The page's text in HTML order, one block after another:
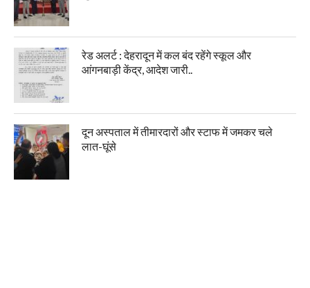
रेड अलर्ट : देहरादून में कल बंद रहेंगे स्कूल और
आंगनबाड़ी केंद्र, आदेश जारी..
दून अस्पताल में तीमारदारों और स्टाफ में जमकर चले
लात-घूंसे